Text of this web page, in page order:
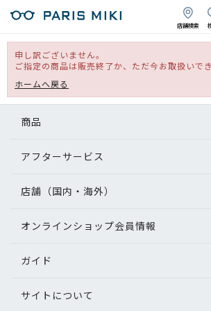
店舗検索
申し訳ございません。
ご指定の商品は販売終了か、ただ今お取扱いで
ホームへ戻る
商品
アフターサービス
店舗（国内・海外）
オンラインショップ会員情報
ガイド
サイトについて